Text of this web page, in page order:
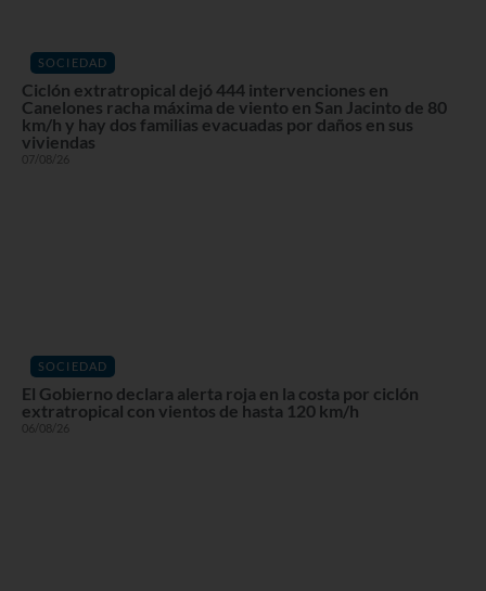
SOCIEDAD
Ciclón extratropical dejó 444 intervenciones en
Canelones racha máxima de viento en San Jacinto de 80
km/h y hay dos familias evacuadas por daños en sus
viviendas
07/08/26
SOCIEDAD
El Gobierno declara alerta roja en la costa por ciclón
extratropical con vientos de hasta 120 km/h
06/08/26